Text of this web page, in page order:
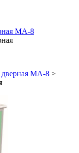
МА-8
дверная МА-8 >